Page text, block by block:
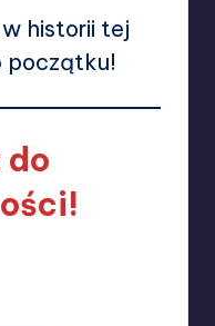
w historii tej
początku!
do